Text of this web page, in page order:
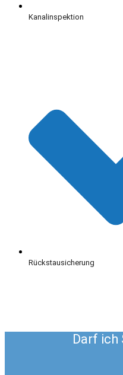
Kanalinspektion
Rückstausicherung
Darf ich